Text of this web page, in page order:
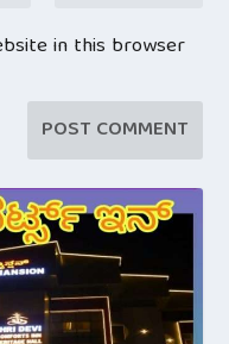
in this browser